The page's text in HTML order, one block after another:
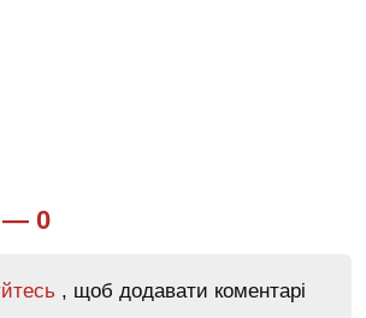
— 0
, щоб додавати коментарі